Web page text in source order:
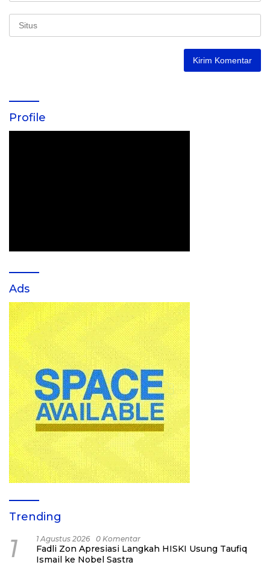
Profile
Ads
Trending
1 1 Agustus 2026 0 Komentar
Fadli Zon Apresiasi Langkah HISKI Usung Taufiq
Ismail ke Nobel Sastra